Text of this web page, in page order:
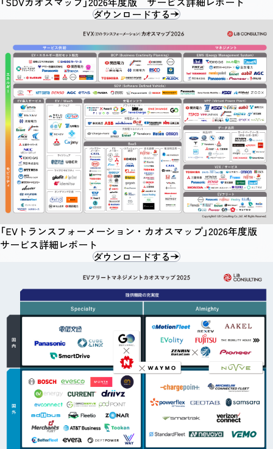
ダウンロードする
「EVトランスフォーメーション・カオスマップ」2026年度版
サービス詳細レポート
ダウンロードする